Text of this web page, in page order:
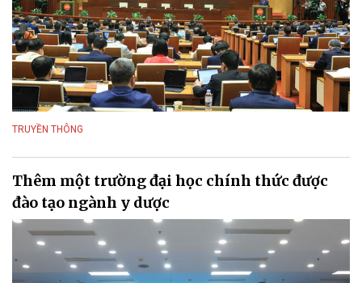
TRUYỀN THÔNG
Thêm một trường đại học chính thức được
đào tạo ngành y dược